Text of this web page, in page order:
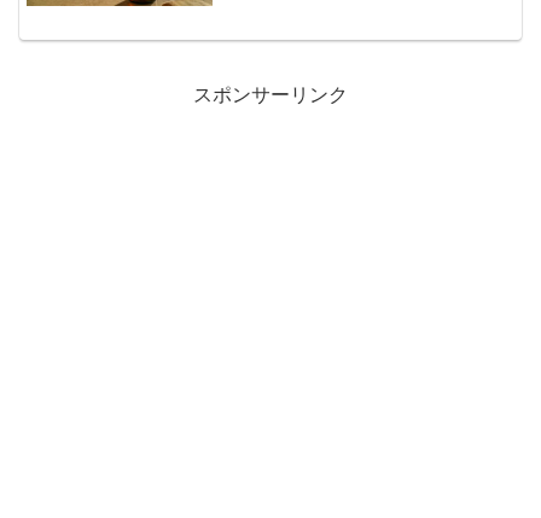
り最高のカメラを、ハワイなど観光より
スポンサーリンク